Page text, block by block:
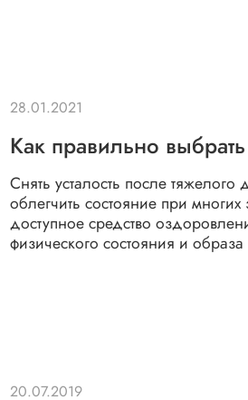
Как правильно
Снять усталость после
облегчить состояние при
доступное средство
физического состояния и
28.01.2021
20.07.2019